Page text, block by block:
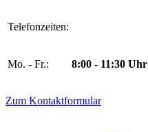
Telefonzeiten:
Mo. - Fr.: 8:00 - 11:30 Uhr
Zum Kontaktformular